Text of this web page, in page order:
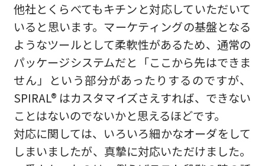
他社とくらべてもキチンと対応していただいて
いると思います。マーケティングの基盤となる
ようなツールとして柔軟性があるため、通常の
パッケージシステムだと「ここから先はできま
せん」という部分があったりするのですが、
SPIRAL® はカスタマイズさえすれば、できない
ことはないのでないかと思えるほどです。
対応に関しては、いろいろ細かなオーダをして
しまいましたが、真摯に対応いただけました。